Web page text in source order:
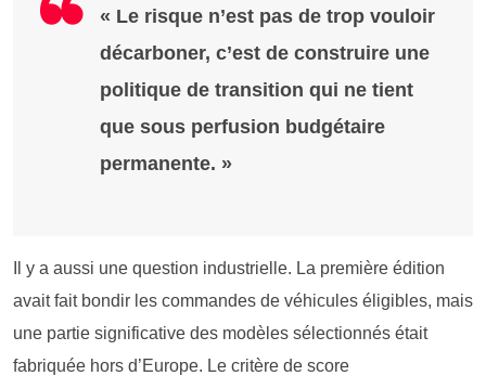
« Le risque n’est pas de trop vouloir
décarboner, c’est de construire une
politique de transition qui ne tient
que sous perfusion budgétaire
permanente. »
Il y a aussi une question industrielle. La première édition
avait fait bondir les commandes de véhicules éligibles, mais
une partie significative des modèles sélectionnés était
fabriquée hors d’Europe. Le critère de score